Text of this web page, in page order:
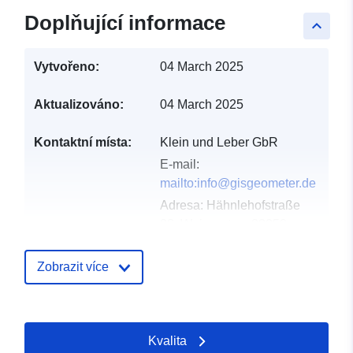
keyboard_arrow_up
Doplňující informace
Vytvořeno: 04 March 2025
Aktualizováno: 04 March 2025
Kontaktní místa:
Klein und Leber GbR
E-mail:
mailto:info@gisgeometer.de
Adresa: Hähnlehofstraße
Katalogový
Přidáno do data.europa.eu:
23 February 2026
Zobrazit více
Kvalita